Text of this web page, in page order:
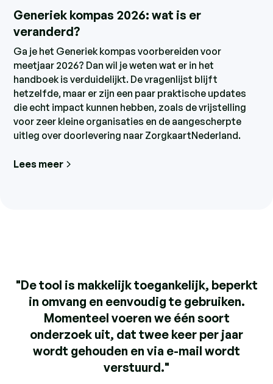
Generiek kompas 2026: wat is er
veranderd?
Ga je het Generiek kompas voorbereiden voor
meetjaar 2026? Dan wil je weten wat er in het
handboek is verduidelijkt. De vragenlijst blijft
hetzelfde, maar er zijn een paar praktische updates
die echt impact kunnen hebben, zoals de vrijstelling
voor zeer kleine organisaties en de aangescherpte
uitleg over doorlevering naar ZorgkaartNederland.
Lees meer
"De tool is makkelijk toegankelijk, beperkt
in omvang en eenvoudig te gebruiken.
Momenteel voeren we één soort
onderzoek uit, dat twee keer per jaar
wordt gehouden en via e-mail wordt
verstuurd."